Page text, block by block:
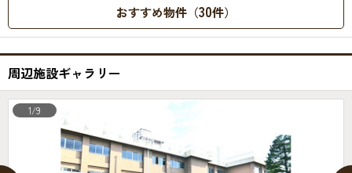
おすすめ物件（30件）
周辺施設ギャラリー
1/9